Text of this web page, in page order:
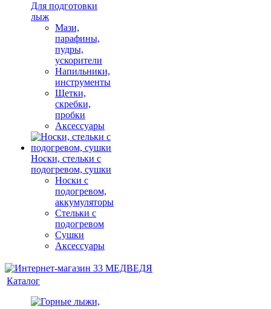
Для подготовки
лыж
Мази,
парафины,
пудры,
ускорители
Напильники,
инструменты
Щетки,
скребки,
пробки
Аксессуары
Носки, стельки с
подогревом, сушки
Носки с
подогревом,
аккумуляторы
Стельки с
подогревом
Сушки
Аксессуары
Каталог